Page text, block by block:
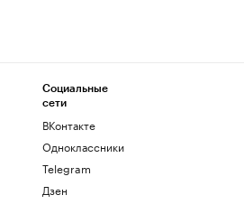
Социальные
сети
ВКонтакте
Одноклассники
Telegram
Дзен